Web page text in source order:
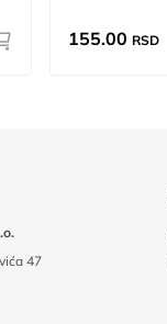
155.00 RSD
47